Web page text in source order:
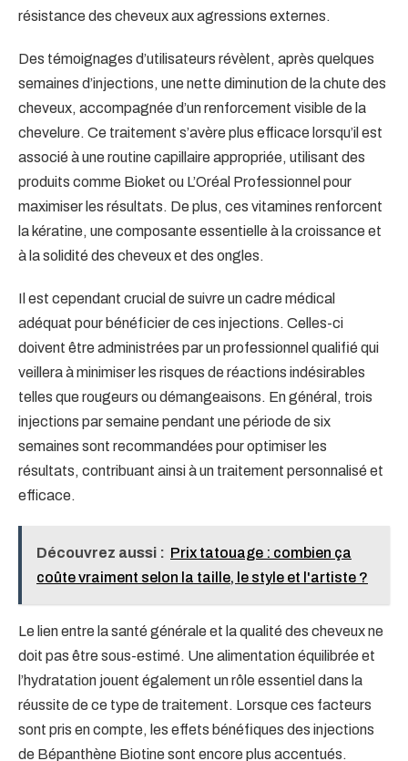
résistance des cheveux aux agressions externes.
Des témoignages d’utilisateurs révèlent, après quelques
semaines d’injections, une nette diminution de la chute des
cheveux, accompagnée d’un renforcement visible de la
chevelure. Ce traitement s’avère plus efficace lorsqu’il est
associé à une routine capillaire appropriée, utilisant des
produits comme Bioket ou L’Oréal Professionnel pour
maximiser les résultats. De plus, ces vitamines renforcent
la kératine, une composante essentielle à la croissance et
à la solidité des cheveux et des ongles.
Il est cependant crucial de suivre un cadre médical
adéquat pour bénéficier de ces injections. Celles-ci
doivent être administrées par un professionnel qualifié qui
veillera à minimiser les risques de réactions indésirables
telles que rougeurs ou démangeaisons. En général, trois
injections par semaine pendant une période de six
semaines sont recommandées pour optimiser les
résultats, contribuant ainsi à un traitement personnalisé et
efficace.
Découvrez aussi : Prix tatouage : combien ça
coûte vraiment selon la taille, le style et l'artiste ?
Le lien entre la santé générale et la qualité des cheveux ne
doit pas être sous-estimé. Une alimentation équilibrée et
l’hydratation jouent également un rôle essentiel dans la
réussite de ce type de traitement. Lorsque ces facteurs
sont pris en compte, les effets bénéfiques des injections
de Bépanthène Biotine sont encore plus accentués.